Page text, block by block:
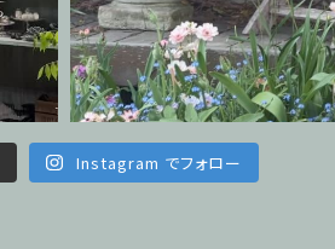
Instagram でフォロー